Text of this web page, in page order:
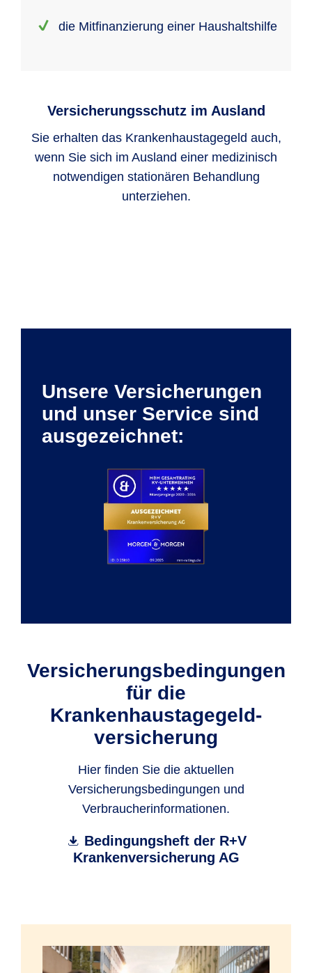
die Mitfinan­zierung einer Haushalts­hilfe
Versicherungsschutz im Ausland
Sie erhalten das Krankenhaustagegeld auch,
wenn Sie sich im Ausland einer medizinisch
notwendigen stationären Behandlung
unterziehen.
Unsere Versicherungen
und unser Service sind
ausgezeichnet:
Versicherungs­bedingungen
für die
Krankenhaustagegeld­
versicherung
Hier finden Sie die aktuellen
Versicherungsbedingungen und
Verbraucherinformationen.
Bedingungsheft der R+V
Krankenversicherung AG